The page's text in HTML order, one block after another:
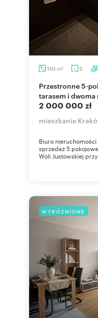
110 m2 5
Przestronne 5-pokojowe mieszkanie z
tarasem i
2 000 000 zł
mieszkanie
Biuro nieruchomości
sprzedaż 5
Woli Justowskiej
WYRÓŻNIONE